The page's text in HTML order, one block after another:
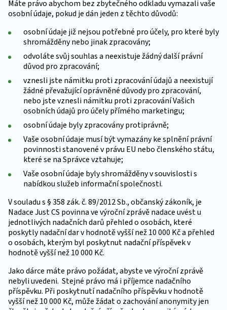
Máte právo abychom bez zbytečného odkladu vymazali vaše
osobní údaje, pokud je dán jeden z těchto důvodů:
osobní údaje již nejsou potřebné pro účely, pro které byly
shromážděny nebo jinak zpracovány;
odvoláte svůj souhlas a neexistuje žádný další právní
důvod pro zpracování;
vznesli jste námitku proti zpracování údajů a neexistují
žádné převažující oprávněné důvody pro zpracování,
nebo jste vznesli námitku proti zpracování Vašich
osobních údajů pro účely přímého marketingu;
osobní údaje byly zpracovány protiprávně;
Vaše osobní údaje musí být vymazány ke splnění právní
povinnosti stanovené v právu EU nebo členského státu,
které se na Správce vztahuje;
Vaše osobní údaje byly shromážděny v souvislosti s
nabídkou služeb informační společnosti.
V souladu s § 358 zák. č. 89/2012 Sb., občanský zákoník, je
Nadace Just CS povinna ve výroční zprávě nadace uvést u
jednotlivých nadačních darů přehled o osobách, které
poskytly nadační dar v hodnotě vyšší než 10 000 Kč a přehled
o osobách, kterým byl poskytnut nadační příspěvek v
hodnotě vyšší než 10 000 Kč.
Jako dárce máte právo požádat, abyste ve výroční zprávě
nebyli uvedeni. Stejné právo má i příjemce nadačního
příspěvku. Při poskytnutí nadačního příspěvku v hodnotě
vyšší než 10 000 Kč, může žádat o zachování anonymity jen